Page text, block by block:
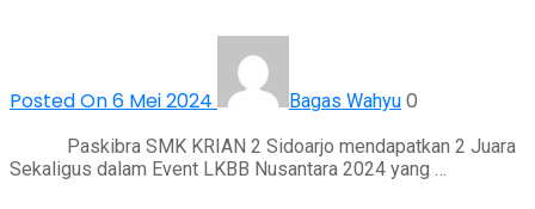
Posted On 6 Mei 2024 Bagas Wahyu 0
Paskibra SMK KRIAN 2 Sidoarjo mendapatkan 2 Juara
Sekaligus dalam Event LKBB Nusantara 2024 yang …